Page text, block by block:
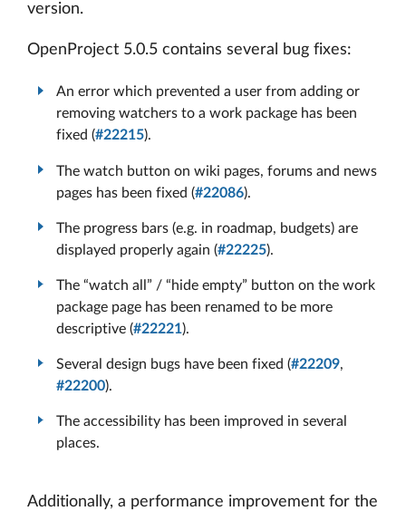
version.
OpenProject 5.0.5 contains several bug fixes:
An error which prevented a user from adding or
removing watchers to a work package has been
fixed (#22215).
The watch button on wiki pages, forums and news
pages has been fixed (#22086).
The progress bars (e.g. in roadmap, budgets) are
displayed properly again (#22225).
The “watch all” / “hide empty” button on the work
package page has been renamed to be more
descriptive (#22221).
Several design bugs have been fixed (#22209,
#22200).
The accessibility has been improved in several
places.
Additionally, a performance improvement for the